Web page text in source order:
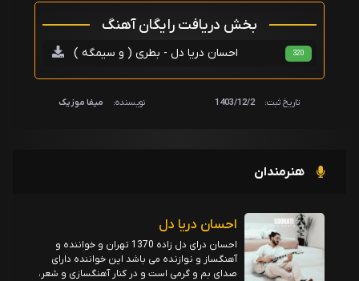
بخش دریافت رایگان آهنگ
احسان دریا دل - بطری ( و سیمگه ) 320
تاریخ ثبت: 1403/12/2 نویسنده: میفا موزیک
هنرمندان
احسان دریا دل
احسان درای دل زاده 1370 تهران و خواننده و
آهنگساز و نوازنده می باشد این خواننده دارای
صدای بم و گرمی است و در کنار آهنگسازی و شعر،